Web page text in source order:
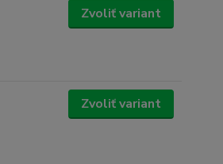
Zvoliť variant
Zvoliť variant